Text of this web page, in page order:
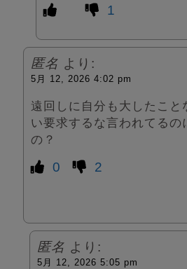
1
匿名 より:
5月 12, 2026 4:02 pm
遠回しに自分も大したこと
い要求するな言われてるの
の？
0 2
匿名 より:
5月 12, 2026 5:05 pm